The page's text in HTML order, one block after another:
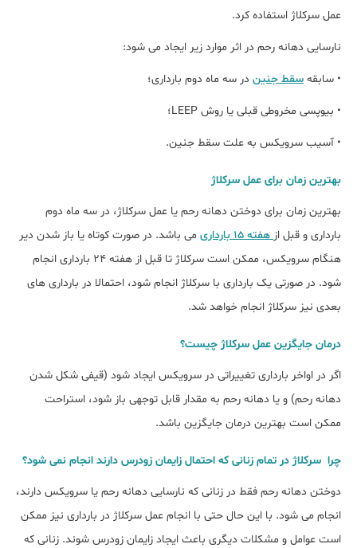
عمل سرکلاژ استفاده کرد.
نارسایی دهانه رحم در اثر موارد زیر ایجاد می شود:
• سابقه سقط جنین در سه ماه دوم بارداری؛
• بیوپسی مخروطی قبلی یا روش LEEP؛
• آسیب سرویکس به علت سقط جنین.
بهترین زمان برای عمل سرکلاژ
بهترین زمان برای دوختن دهانه رحم یا عمل سرکلاژ، در سه ماه دوم
بارداری و قبل از هفته ۱۵ بارداری
می باشد. در صورت کوتاه یا باز شدن دیر
هنگام سرویکس، ممکن است سرکلاژ تا قبل از هفته 24 بارداری انجام
شود. در صورتی یک بارداری با سرکلاژ انجام شود، احتمالا در بارداری های
بعدی نیز سرکلاژ انجام خواهد شد.
درمان جایگزین عمل سرکلاژ چیست؟
اگر در اواخر بارداری تغییراتی در سرویکس ایجاد شود (قیفی شکل شدن
دهانه رحم) و یا دهانه رحم به مقدار قابل توجهی باز شود، استراحت
ممکن است بهترین درمان جایگزین باشد.
چرا سرکلاژ در تمام زنانی که احتمال زایمان زودرس دارند انجام نمی شود؟
دوختن دهانه رحم فقط در زنانی که نارسایی دهانه رحم یا سرویکس دارند،
انجام می شود. با این حال حتی با انجام عمل سرکلاژ در بارداری نیز ممکن
است عوامل و مشکلات دیگری باعث ایجاد زایمان زودرس شوند. زنانی که